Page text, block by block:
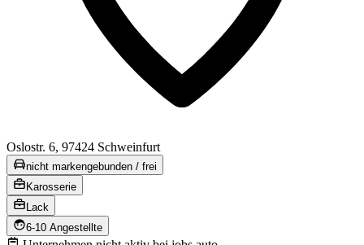
Oslostr. 6, 97424 Schweinfurt
nicht markengebunden / frei
Karosserie
Lack
6-10 Angestellte